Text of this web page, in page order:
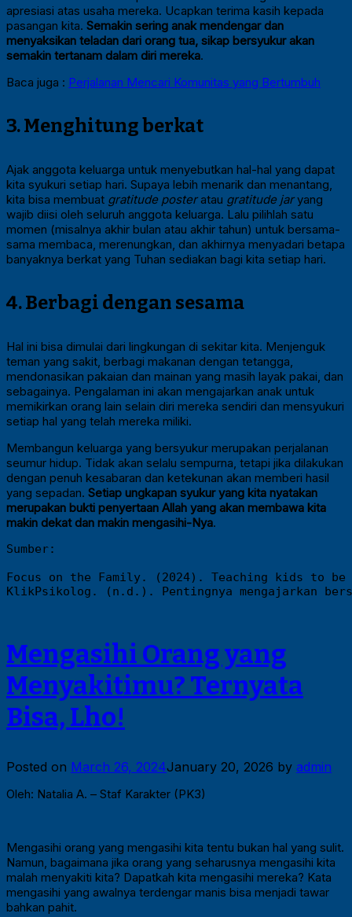
apresiasi atas usaha mereka. Ucapkan terima kasih kepada
pasangan kita. Semakin sering anak mendengar dan
menyaksikan teladan dari orang tua, sikap bersyukur akan
semakin tertanam dalam diri mereka.
Baca juga : Perjalanan Mencari Komunitas yang Bertumbuh
3. Menghitung berkat
Ajak anggota keluarga untuk menyebutkan hal-hal yang dapat
kita syukuri setiap hari. Supaya lebih menarik dan menantang,
kita bisa membuat gratitude posteratau gratitude jaryang
wajib diisi oleh seluruh anggota keluarga. Lalu pilihlah satu
momen (misalnya akhir bulan atau akhir tahun) untuk bersama-
sama membaca, merenungkan, dan akhirnya menyadari betapa
banyaknya berkat yang Tuhan sediakan bagi kita setiap hari.
4. Berbagi dengan sesama
Hal ini bisa dimulai dari lingkungan di sekitar kita. Menjenguk
teman yang sakit, berbagi makanan dengan tetangga,
mendonasikan pakaian dan mainan yang masih layak pakai, dan
sebagainya. Pengalaman ini akan mengajarkan anak untuk
memikirkan orang lain selain diri mereka sendiri dan mensyukuri
setiap hal yang telah mereka miliki.
Membangun keluarga yang bersyukur merupakan perjalanan
seumur hidup. Tidak akan selalu sempurna, tetapi jika dilakukan
dengan penuh kesabaran dan ketekunan akan memberi hasil
yang sepadan. Setiap ungkapan syukur yang kita nyatakan
merupakan bukti penyertaan Allah yang akan membawa kita
makin dekat dan makin mengasihi-Nya.
Sumber:
Focus on the Family. (2024). Teaching kids to
KlikPsikolog. (n.d.). Pentingnya mengajarkan
Mengasihi Orang yang
Menyakitimu? Ternyata
Bisa, Lho!
Posted on March 26, 2024January 20, 2026 by admin
Oleh: Natalia A. – Staf Karakter (PK3)
Mengasihi orang yang mengasihi kita tentu bukan hal yang sulit.
Namun, bagaimana jika orang yang seharusnya mengasihi kita
malah menyakiti kita? Dapatkah kita mengasihi mereka? Kata
mengasihi yang awalnya terdengar manis bisa menjadi tawar
bahkan pahit.